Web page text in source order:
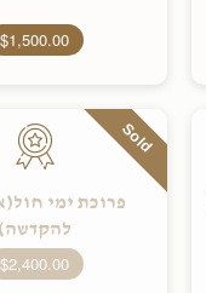
$1,500.00
Sold
פרוכת ימי
$2,400.00